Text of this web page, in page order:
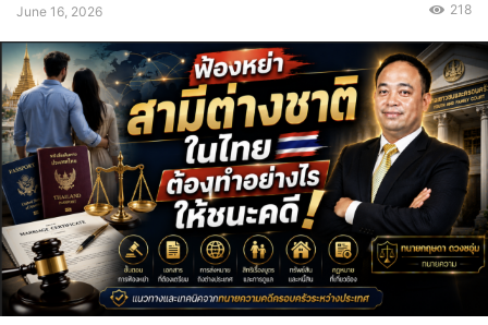
June 16, 2026 218